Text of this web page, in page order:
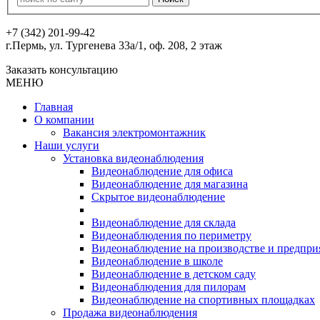
+7 (342) 201-99-42
г.Пермь, ул. Тургенева 33а/1, оф. 208, 2 этаж
Заказать консультацию
МЕНЮ
Главная
О компании
Вакансия электромонтажник
Наши услуги
Установка видеонаблюдения
Видеонаблюдение для офиса
Видеонаблюдение для магазина
Скрытое видеонаблюдение
Видеонаблюдение для склада
Видеонаблюдения по периметру
Видеонаблюдение на производстве и
Видеонаблюдение в школе
Видеонаблюдение в детском саду
Видеонаблюдения для пилорам
Видеонаблюдение на спортивных площадках
Продажа видеонаблюдения